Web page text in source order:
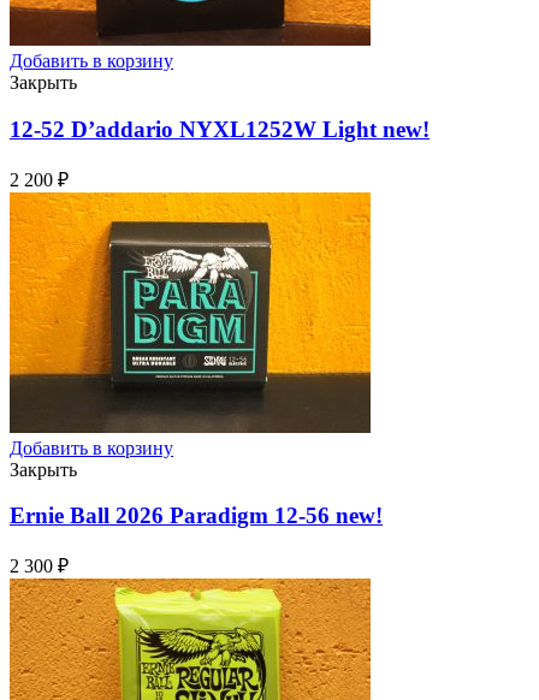
Добавить в корзину
Закрыть
12-52 D’addario NYXL1252W Light new!
2 200 ₽
Добавить в корзину
Закрыть
Ernie Ball 2026 Paradigm 12-56 new!
2 300 ₽